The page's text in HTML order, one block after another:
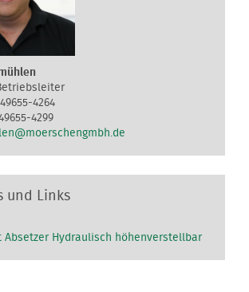
4264
4299
und Links
Absetzer Hydraulisch höhenverstellbar